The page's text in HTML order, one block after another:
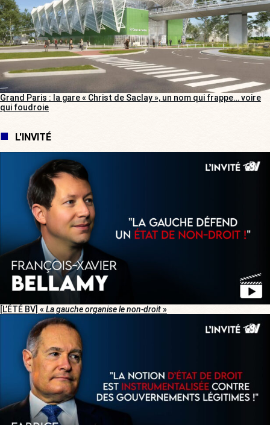
Grand Paris : la gare « Christ de Saclay », un nom qui frappe… voire
qui foudroie
L'INVITÉ
[L’ÉTÉ BV] « La gauche organise le non-droit»